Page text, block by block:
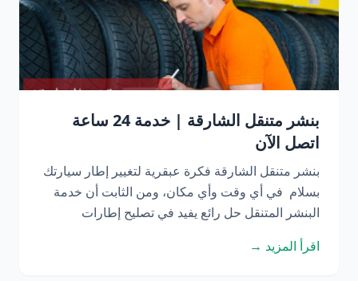
بنشر متنقل الشارقة | خدمة 24 ساعة
اتصل الآن
بنشر متنقل الشارقة فكرة عبقرية لتغيير إطار سيارتك
بسلام في أي وقت وأي مكان، ومن الثابت أن خدمة
البنشر المتنقل حل رائع يفيد في تصليح إطارات
اقرأ المزيد →